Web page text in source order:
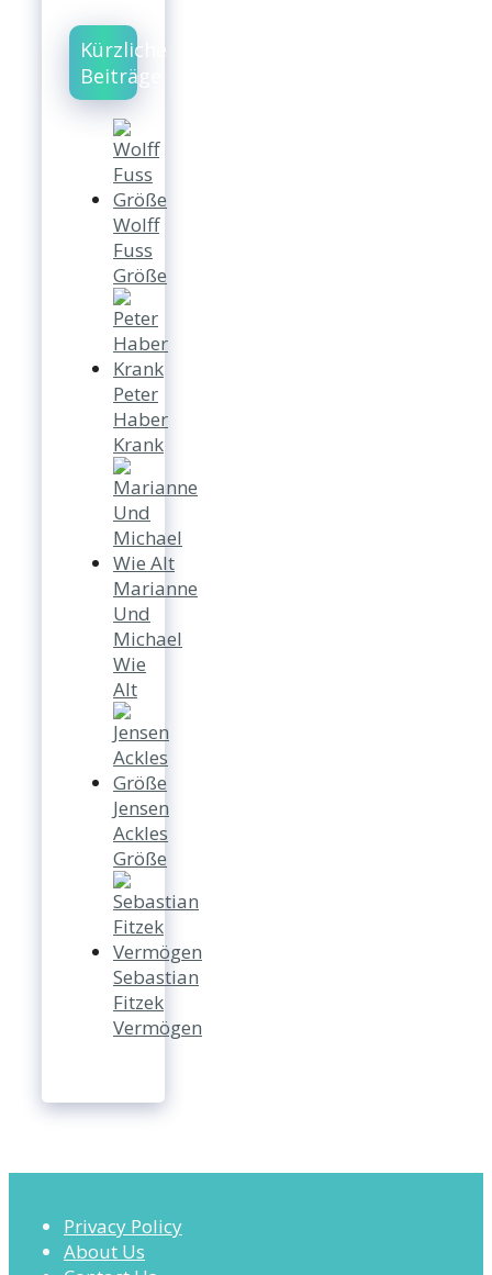
Kürzliche
Beiträge
Wolff
Fuss
Größe
Peter
Haber
Krank
Marianne
Und
Michael
Wie
Alt
Jensen
Ackles
Größe
Sebastian
Fitzek
Vermögen
Privacy Policy
About Us